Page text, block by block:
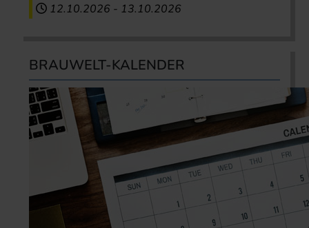
12.10.2026 - 13.10.2026
BRAUWELT-KALENDER